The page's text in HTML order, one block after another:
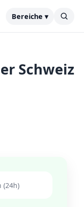
Bereiche ▾
Schweiz
(24h)